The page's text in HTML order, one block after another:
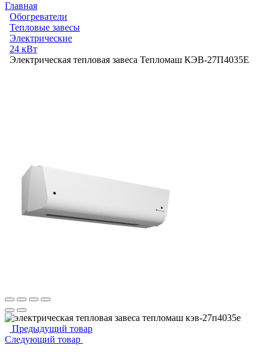
Главная
Обогреватели
Тепловые завесы
Электрические
24 кВт
Электрическая тепловая завеса Тепломаш КЭВ-27П4035Е
Предыдущий товар
Следующий товар